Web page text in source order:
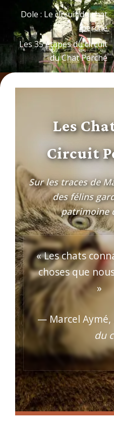
Dole : Le circuit du chat
perché
Les 35 étapes du circuit
du Chat Perché
Les
Circuit
Sur les traces de
des félins
patrimoine
« Les chats
choses que
»
— Marcel Aymé,
du